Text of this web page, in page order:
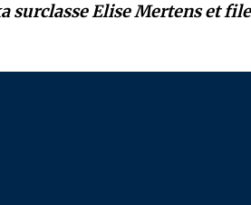
surclasse Elise Mertens et